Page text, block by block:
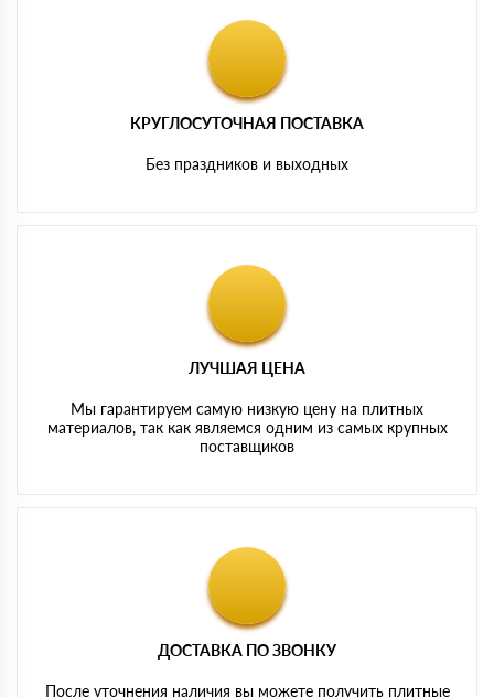
КРУГЛОСУТОЧНАЯ ПОСТАВКА
Без праздников и выходных
ЛУЧШАЯ ЦЕНА
Мы гарантируем самую низкую цену на плитных
материалов, так как являемся одним из самых крупных
поставщиков
ДОСТАВКА ПО ЗВОНКУ
После уточнения наличия вы можете получить плитные